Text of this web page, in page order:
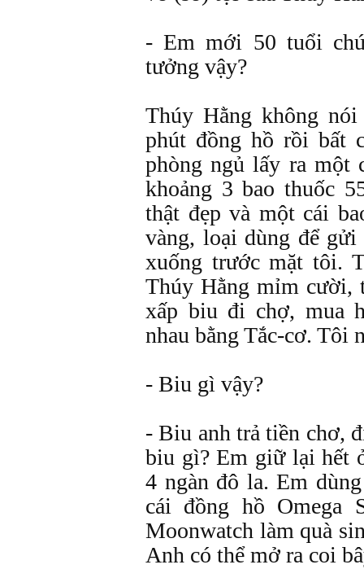
- Em mới 50 tuổi
tưởng vậy?
Thúy Hằng không
phút đồng hồ rồi bất
phòng ngủ lấy ra một
khoảng 3 bao thuốc
thật đẹp và một cái
vàng, loại dùng để
xuống trước mặt tôi.
Thúy Hằng mỉm cười,
xấp biu đi chợ, mua
nhau bằng Tắc-cơ. Tôi
- Biu gì vậy?
- Biu anh trả tiền chơ,
biu gì? Em giữ lại hết
4 ngàn đô la. Em
cái đồng hồ Omega
Moonwatch làm quà
Anh có thể mở ra coi